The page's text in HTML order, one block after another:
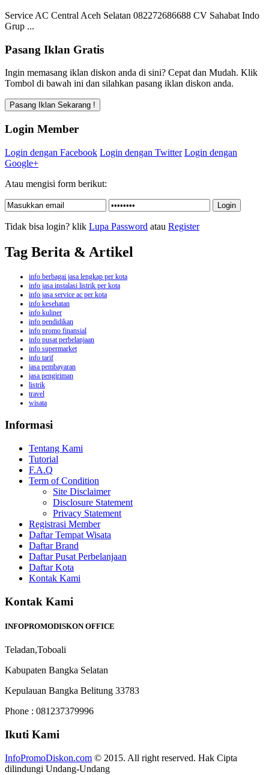
Service AC Central Aceh Selatan 082272686688 CV Sahabat Indo
Grup ...
Pasang Iklan Gratis
Ingin memasang iklan diskon anda di sini? Cepat dan Mudah. Klik
Tombol di bawah ini dan silahkan pasang iklan diskon anda.
Login Member
Login dengan Facebook Login dengan Twitter Login dengan
Google+
Atau mengisi form berikut:
Tidak bisa login? klik Lupa Password atau Register
Tag Berita & Artikel
info berbagai jasa lengkap per kota
info jasa instalasi listrik per kota
info jasa service ac per kota
info kesehatan
info kuliner
info pendidikan
info promo finansial
info pusat perbelanjaan
info supermarket
info tarif
jasa pembayaran
jasa pengiriman
listrik
travel
wisata
Informasi
Tentang Kami
Tutorial
F.A.Q
Term of Condition
Site Disclaimer
Disclosure Statement
Privacy Statement
Registrasi Member
Daftar Tempat Wisata
Daftar Brand
Daftar Pusat Perbelanjaan
Daftar Kota
Kontak Kami
Kontak Kami
INFOPROMODISKON OFFICE
Teladan,Toboali
Kabupaten Bangka Selatan
Kepulauan Bangka Belitung 33783
Phone : 081237379996
Ikuti Kami
InfoPromoDiskon.com © 2015. All right reserved. Hak Cipta
dilindungi Undang-Undang